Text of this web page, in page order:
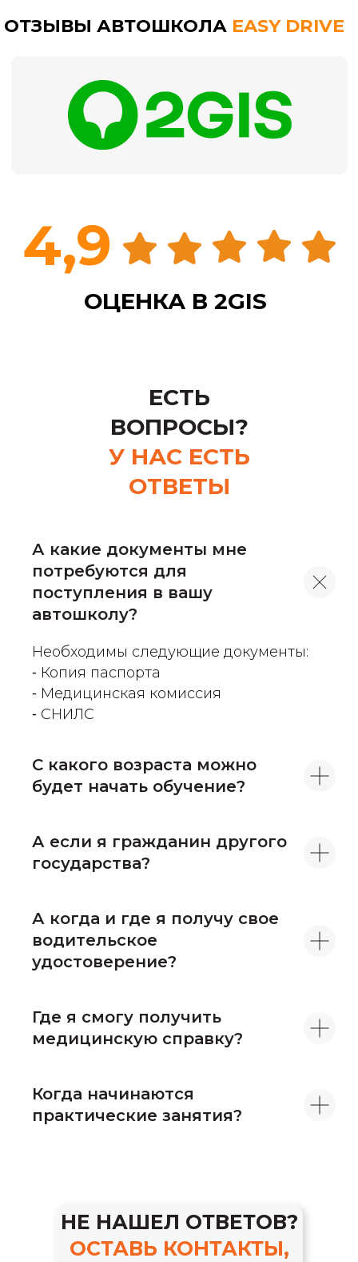
ЕСТЬ
ВОПРОСЫ?
У НАС ЕСТЬ
ОТВЕТЫ
А какие документы мне
потребуются для
поступления в вашу
автошколу?
Необходимы следующие документы:
⁃ Копия паспорта
⁃ Медицинская комиссия
⁃ СНИЛС
С какого возраста можно
будет начать обучение?
А если я гражданин другого
государства?
А когда и где я получу свое
водительское
удостоверение?
Где я смогу получить
медицинскую справку?
Когда начинаются
практические занятия?
НЕ НАШЕЛ ОТВЕТОВ?
ОСТАВЬ КОНТАКТЫ,